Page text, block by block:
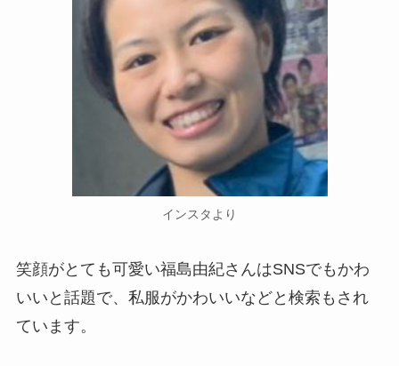
インスタより
笑顔がとても可愛い福島由紀さんはSNSでもかわ
いいと話題で、私服がかわいいなどと検索もされ
ています。